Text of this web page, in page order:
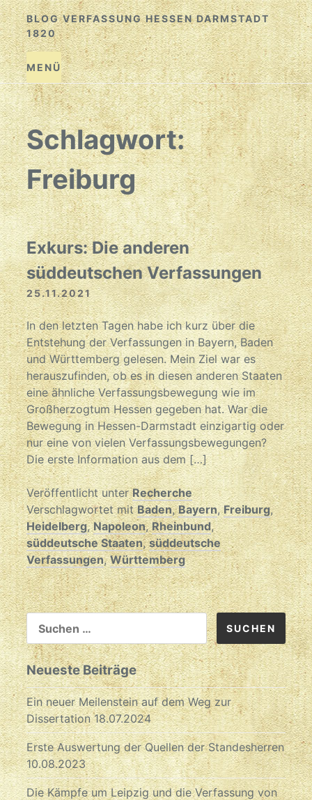
Zum
Inhalt
springen
BLOG VERFASSUNG HESSEN DARMSTADT
1820
MENÜ
Schlagwort:
Freiburg
Exkurs: Die anderen
süddeutschen Verfassungen
25.11.2021
In den letzten Tagen habe ich kurz über die
Entstehung der Verfassungen in Bayern, Baden
und Württemberg gelesen. Mein Ziel war es
herauszufinden, ob es in diesen anderen Staaten
eine ähnliche Verfassungsbewegung wie im
Großherzogtum Hessen gegeben hat. War die
Bewegung in Hessen-Darmstadt einzigartig oder
nur eine von vielen Verfassungsbewegungen?
Die erste Information aus dem […]
Veröffentlicht unterRecherche
Verschlagwortet mitBaden,Bayern,Freiburg,
Heidelberg,Napoleon,Rheinbund,
süddeutsche Staaten,süddeutsche
Verfassungen,Württemberg
NACH:
Neueste Beiträge
Ein neuer Meilenstein auf dem Weg zur
Dissertation 18.07.2024
Erste Auswertung der Quellen der Standesherren
10.08.2023
Die Kämpfe um Leipzig und die Verfassung von